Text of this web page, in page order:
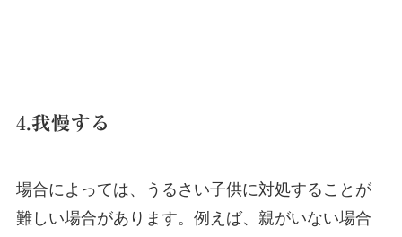
4.我慢する
場合によっては、うるさい子供に対処することが
難しい場合があります。例えば、親がいない場合